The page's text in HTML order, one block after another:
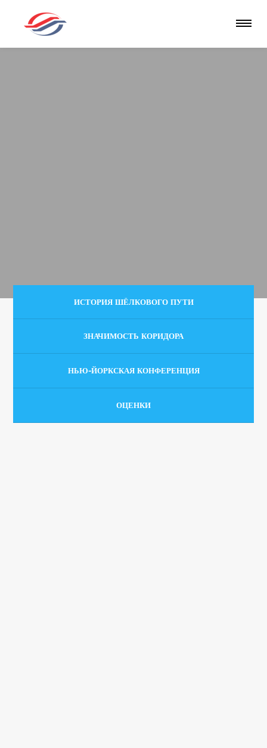
ИСТОРИЯ ШЁЛКОВОГО ПУТИ
ЗНАЧИМОСТЬ КОРИДОРА
НЬЮ-ЙОРКСКАЯ КОНФЕРЕНЦИЯ
ОЦЕНКИ